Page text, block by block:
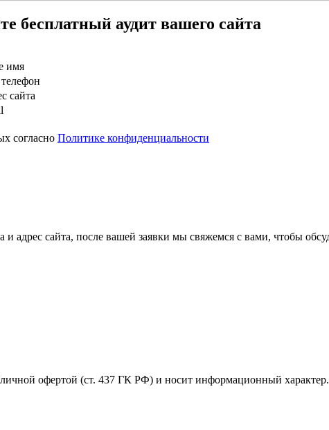
бесплатный аудит вашего сайта
имя
сайта
согласно Политике конфиденциальности
офертой (ст. 437 ГК РФ) и носит информационный характер.